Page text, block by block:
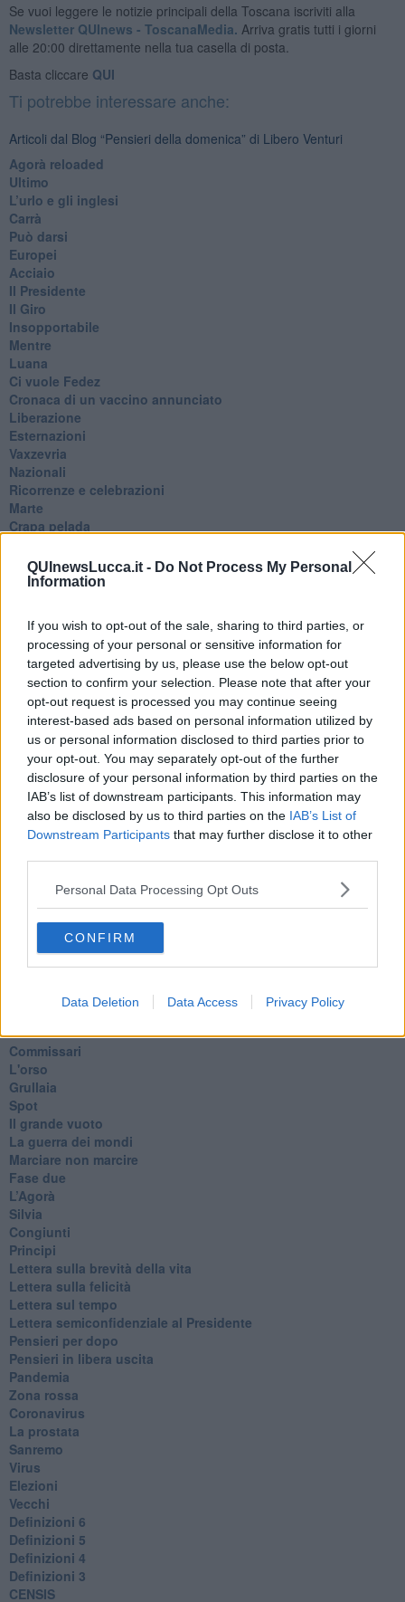
QUInewsLucca.it - Do Not Process My Personal
Information
If you wish to opt-out of the sale, sharing to third parties, or
processing of your personal or sensitive information for
targeted advertising by us, please use the below opt-out
section to confirm your selection. Please note that after your
opt-out request is processed you may continue seeing
interest-based ads based on personal information utilized by
us or personal information disclosed to third parties prior to
your opt-out. You may separately opt-out of the further
disclosure of your personal information by third parties on the
IAB’s list of downstream participants. This information may
also be disclosed by us to third parties on the IAB’s List of
Downstream Participants that may further disclose it to other
Personal Data Processing Opt Outs
CONFIRM
Data Deletion Data Access Privacy Policy
Se vuoi leggere le notizie principali della Toscana iscriviti alla
Newsletter QUInews - ToscanaMedia. Arriva gratis tutti i giorni
alle 20:00 direttamente nella tua casella di posta.
Basta cliccare QUI
Ti potrebbe interessare anche:
Articoli dal Blog “Pensieri della domenica” di Libero Venturi
​Agorà reloaded
Ultimo
​L’urlo e gli inglesi
Carrà
Può darsi
Europei
Acciaio
Il Presidente
​Il Giro
Insopportabile
​Mentre
Luana
​Ci vuole Fedez
​Cronaca di un vaccino annunciato
​Liberazione
Esternazioni
Vaxzevria
Nazionali
​Ricorrenze e celebrazioni
Marte
​Crapa pelada
Arie
​Vaccine Easing
Con-ter?
​Con-te
Coincidenze e crisi
L'amico
​L’anno del vaccino
Giulio Regeni
​Il rosario
Paolo Rossi
Maradona
Cronaca
​Ancora Covid
​Biden!
Rieccoci
Tenet
Francesco
​Il responso
Non lo so
Valdera
Commissari
L'orso
Grullaia
Spot
​Il grande vuoto
​La guerra dei mondi
Marciare non marcire
Fase due
L’Agorà
Silvia
Congiunti
Principi
​Lettera sulla brevità della vita
​Lettera sulla felicità
​Lettera sul tempo
Lettera semiconfidenziale al Presidente
Pensieri per dopo
​Pensieri in libera uscita
Pandemia
Zona rossa
Coronavirus
La prostata
Sanremo
Virus
Elezioni
Vecchi
Definizioni 6
Definizioni 5
Definizioni 4
Definizioni 3
CENSIS